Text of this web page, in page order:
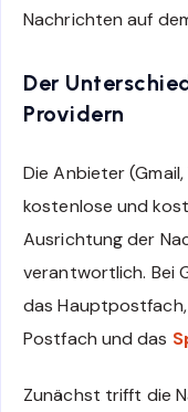
Nachrichten auf
Der
Providern
Die Anbieter
kostenlose und
Ausrichtung der
verantwortlich. Bei
das
Postfach und das
Zunächst trifft die